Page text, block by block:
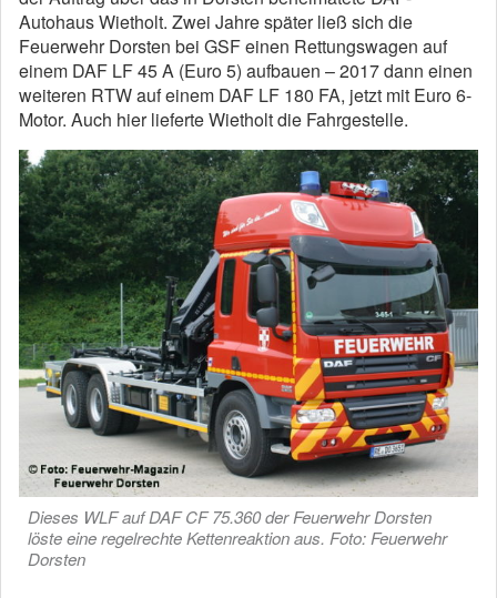
Autohaus Wietholt. Zwei Jahre später ließ sich die
Feuerwehr Dorsten bei GSF einen Rettungswagen auf
einem DAF LF 45 A (Euro 5) aufbauen – 2017 dann einen
weiteren RTW auf einem DAF LF 180 FA, jetzt mit Euro 6-
Motor. Auch hier lieferte Wietholt die Fahrgestelle.
Dieses WLF auf DAF CF 75.360 der Feuerwehr Dorsten
löste eine regelrechte Kettenreaktion aus. Foto: Feuerwehr
Dorsten